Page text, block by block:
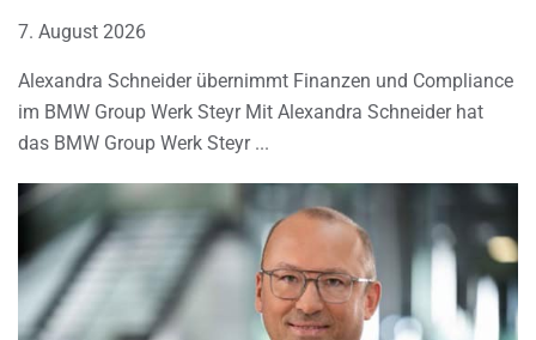
7. August 2026
Alexandra Schneider übernimmt Finanzen und Compliance
im BMW Group Werk Steyr Mit Alexandra Schneider hat
das BMW Group Werk Steyr